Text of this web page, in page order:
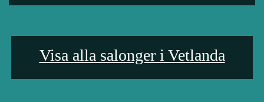
Visa alla salonger i Vetlanda